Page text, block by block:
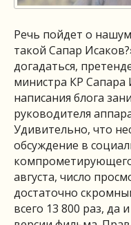
Речь пойдет о
такой Сапар
догадаться,
министра КР
написания блога
руководителя
Удивительно, что
обсуждение в
августа, число
достаточно
всего 13 800 раз, да